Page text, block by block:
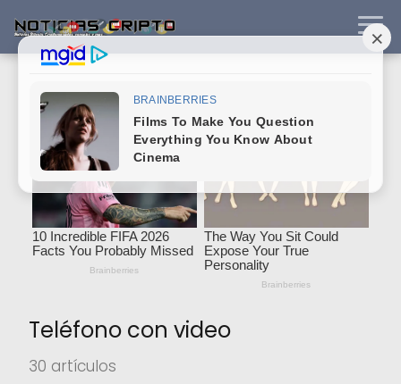
Teléfono con video
30 artículos